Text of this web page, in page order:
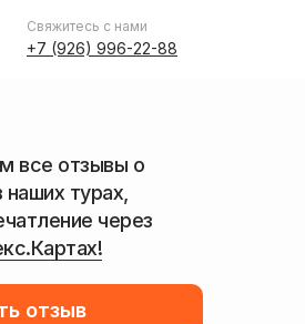
Свяжитесь с нами
+7 (926) 996-22-88
все отзывы о
турах,
через
отзыв